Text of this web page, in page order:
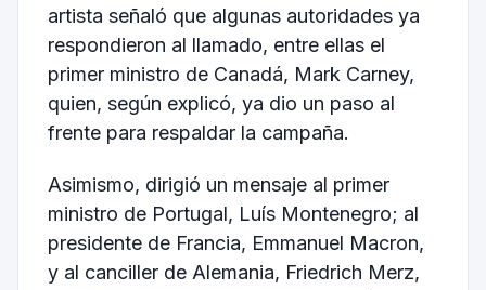
artista señaló que algunas autoridades ya
respondieron al llamado, entre ellas el
primer ministro de Canadá, Mark Carney,
quien, según explicó, ya dio un paso al
frente para respaldar la campaña.
Asimismo, dirigió un mensaje al primer
ministro de Portugal, Luís Montenegro; al
presidente de Francia, Emmanuel Macron,
y al canciller de Alemania, Friedrich Merz,